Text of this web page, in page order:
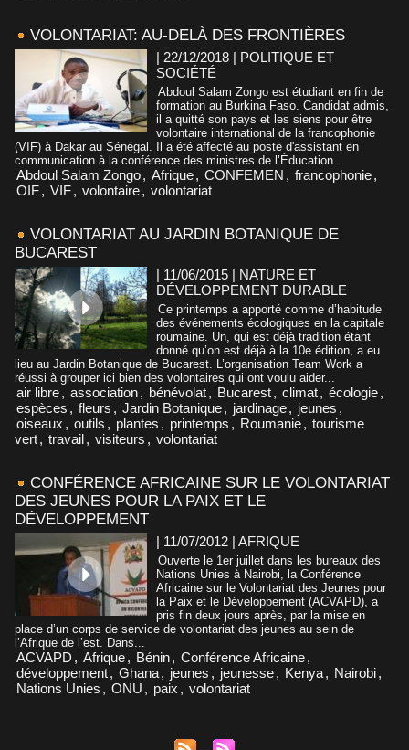
VOLONTARIAT: AU-DELÀ DES FRONTIÈRES
| 22/12/2018 | POLITIQUE ET
SOCIÉTÉ
Abdoul Salam Zongo est étudiant en fin de
formation au Burkina Faso. Candidat admis,
il a quitté son pays et les siens pour être
volontaire international de la francophonie
(VIF) à Dakar au Sénégal. Il a été affecté au poste d'assistant en
communication à la conférence des ministres de l’Éducation...
Abdoul Salam Zongo, Afrique, CONFEMEN , francophonie,
OIF, VIF, volontaire, volontariat
VOLONTARIAT AU JARDIN BOTANIQUE DE
BUCAREST
| 11/06/2015 | NATURE ET
DÉVELOPPEMENT DURABLE
Ce printemps a apporté comme d’habitude
des événements écologiques en la capitale
roumaine. Un, qui est déjà tradition étant
donné qu’on est déjà à la 10e édition, a eu
lieu au Jardin Botanique de Bucarest. L’organisation Team Work a
réussi à grouper ici bien des volontaires qui ont voulu aider...
air libre, association, bénévolat, Bucarest, climat, écologie,
espèces , fleurs , Jardin Botanique, jardinage, jeunes ,
oiseaux , outils , plantes , printemps , Roumanie, tourisme
vert, travail, visiteurs , volontariat
CONFÉRENCE AFRICAINE SUR LE VOLONTARIAT
DES JEUNES POUR LA PAIX ET LE
DÉVELOPPEMENT
| 11/07/2012 | AFRIQUE
Ouverte le 1er juillet dans les bureaux des
Nations Unies à Nairobi, la Conférence
Africaine sur le Volontariat des Jeunes pour
la Paix et le Développement (ACVAPD), a
pris fin deux jours après, par la mise en
place d’un corps de service de volontariat des jeunes au sein de
l’Afrique de l’est. Dans...
ACVAPD , Afrique, Bénin, Conférence Africaine,
développement, Ghana, jeunes , jeunesse, Kenya, Nairobi,
Nations Unies , ONU , paix , volontariat